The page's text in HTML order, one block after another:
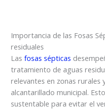
Importancia de las Fosas
residuales
Lasfosas sépticas
tratamiento de aguas
relevantes en zonas rurales
alcantarillado municipal.
sustentable para evitar el